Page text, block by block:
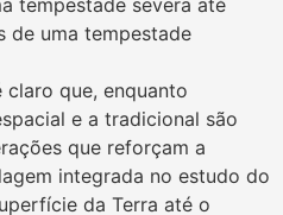
de uma tempestade
claro que, enquanto
e a tradicional são
que reforçam a
integrada no estudo do
da Terra até o